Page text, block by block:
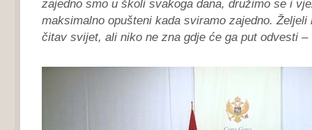
zajedno smo u školi svakoga dana, družimo se i
maksimalno opušteni kada sviramo zajedno. Željeli
čitav svijet, ali niko ne zna gdje će ga put odvesti–